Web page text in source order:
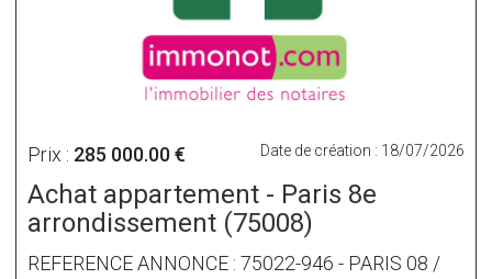
Prix : 285 000.00 € Date de création : 18/07/2026
Achat appartement - Paris 8e
arrondissement (75008)
REFERENCE ANNONCE : 75022-946 - PARIS 08 /